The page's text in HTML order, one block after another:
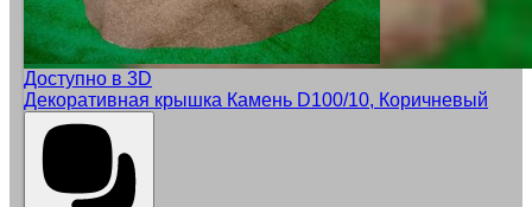
Доступно в 3D
Декоративная крышка Камень D100/10, Коричневый